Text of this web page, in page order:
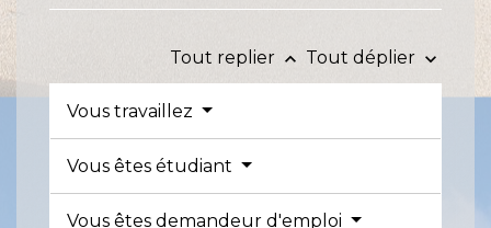
Tout replier keyboard_arrow_up Tout déplier keyboard_arrow_down
Vous travaillez
Vous êtes étudiant
Vous êtes demandeur d'emploi